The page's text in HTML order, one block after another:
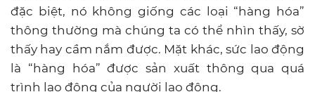
đặc biệt, nó không giống các loại “hàng hóa”
thông thường mà chúng ta có thể nhìn thấy, sờ
thấy hay cầm nắm được. Mặt khác, sức lao động
là “hàng hóa” được sản xuất thông qua quá
trình lao động của người lao động.